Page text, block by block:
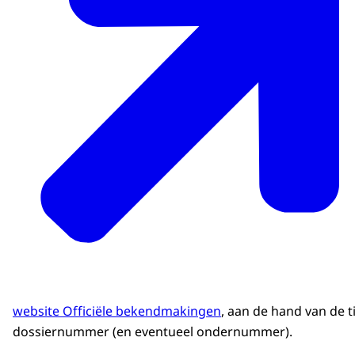
website Officiële bekendmakingen, aan de hand van de
dossiernummer (en eventueel ondernummer).